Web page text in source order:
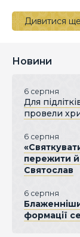
Дивитися
Новини
6 серпня
Для
провели
6 серпня
пережити
Святослав
6 серпня
формації